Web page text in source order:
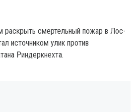
раскрыть смертельный пожар в Лос-
источником улик против
Риндеркнехта.